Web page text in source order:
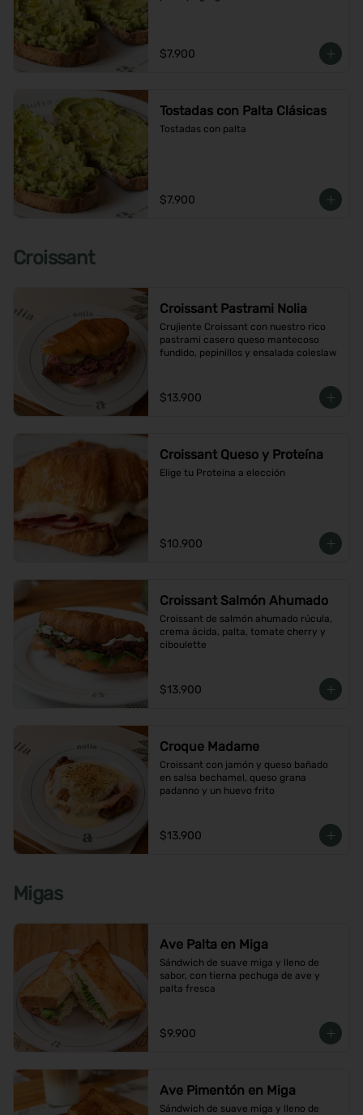
$7.900
Tostadas con Palta Clásicas
Tostadas con palta
$7.900
Croissant
Croissant Pastrami Nolia
Crujiente Croissant con nuestro rico
pastrami casero queso mantecoso
fundido, pepinillos y ensalada coleslaw
$13.900
Croissant Queso y Proteína
Elige tu Proteina a elección
$10.900
Croissant Salmón Ahumado
Croissant de salmón ahumado rúcula,
crema ácida, palta, tomate cherry y
ciboulette
$13.900
Croque Madame
Croissant con jamón y queso bañado
en salsa bechamel, queso grana
padanno y un huevo frito
$13.900
Migas
Ave Palta en Miga
Sándwich de suave miga y lleno de
sabor, con tierna pechuga de ave y
palta fresca
$9.900
Ave Pimentón en Miga
Sándwich de suave miga y lleno de